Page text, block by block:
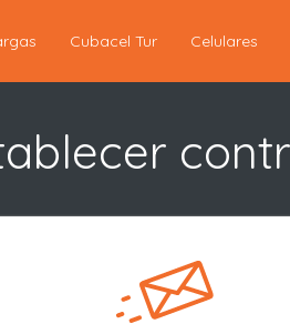
Cubacel Tur Celulares